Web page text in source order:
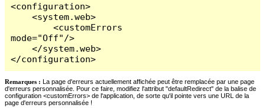
<configuration>
    <system.web>
        <customErrors
mode="Off"/>
    </system.web>
</configuration>
Remarques : La page d'erreurs actuellement affichée peut être remplacée par une page
d'erreurs personnalisée. Pour ce faire, modifiez l'attribut "defaultRedirect" de la balise de
configuration <customErrors> de l'application, de sorte qu'il pointe vers une URL de la
page d'erreurs personnalisée !